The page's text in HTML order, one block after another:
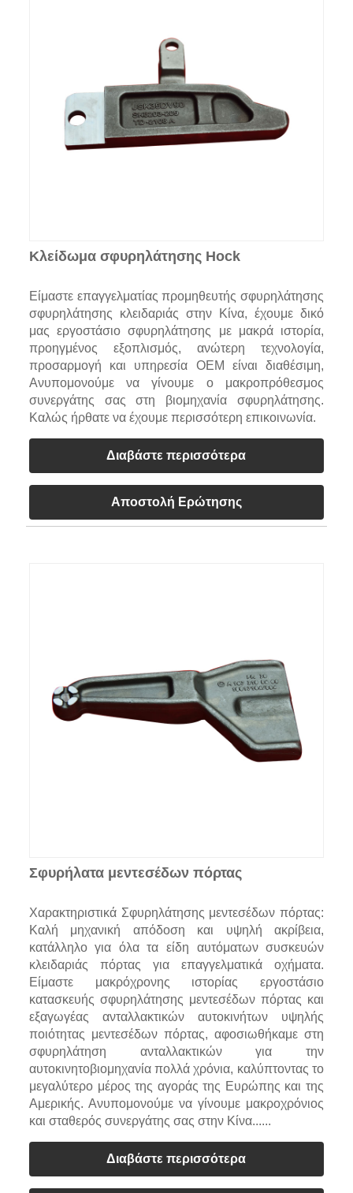
Κλείδωμα σφυρηλάτησης Hock
Είμαστε επαγγελματίας προμηθευτής σφυρηλάτησης
σφυρηλάτησης κλειδαριάς στην Κίνα, έχουμε δικό
μας εργοστάσιο σφυρηλάτησης με μακρά ιστορία,
προηγμένος εξοπλισμός, ανώτερη τεχνολογία,
προσαρμογή και υπηρεσία OEM είναι διαθέσιμη,
Ανυπομονούμε να γίνουμε ο μακροπρόθεσμος
συνεργάτης σας στη βιομηχανία σφυρηλάτησης.
Καλώς ήρθατε να έχουμε περισσότερη επικοινωνία.
Διαβάστε περισσότερα
Αποστολή Ερώτησης
Σφυρήλατα μεντεσέδων πόρτας
Χαρακτηριστικά Σφυρηλάτησης μεντεσέδων πόρτας:
Καλή μηχανική απόδοση και υψηλή ακρίβεια,
κατάλληλο για όλα τα είδη αυτόματων συσκευών
κλειδαριάς πόρτας για επαγγελματικά οχήματα.
Είμαστε μακρόχρονης ιστορίας εργοστάσιο
κατασκευής σφυρηλάτησης μεντεσέδων πόρτας και
εξαγωγέας ανταλλακτικών αυτοκινήτων υψηλής
ποιότητας μεντεσέδων πόρτας, αφοσιωθήκαμε στη
σφυρηλάτηση ανταλλακτικών για την
αυτοκινητοβιομηχανία πολλά χρόνια, καλύπτοντας το
μεγαλύτερο μέρος της αγοράς της Ευρώπης και της
Αμερικής. Ανυπομονούμε να γίνουμε μακροχρόνιος
και σταθερός συνεργάτης σας στην Κίνα......
Διαβάστε περισσότερα